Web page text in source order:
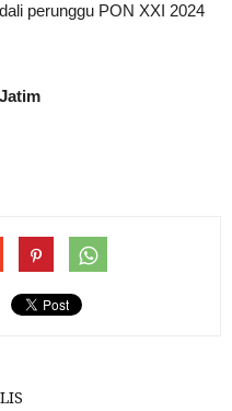
perunggu PON XXI 2024